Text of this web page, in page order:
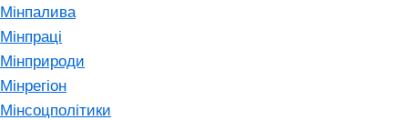
Мінпалива
Мінпраці
Мінприроди
Мінрегіон
Мінсоцполітики